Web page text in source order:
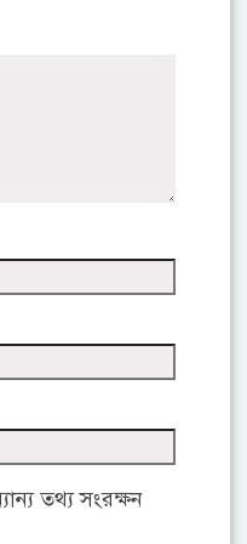
তথ্য সংরক্ষন